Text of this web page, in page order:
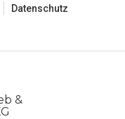
Datenschutz
&